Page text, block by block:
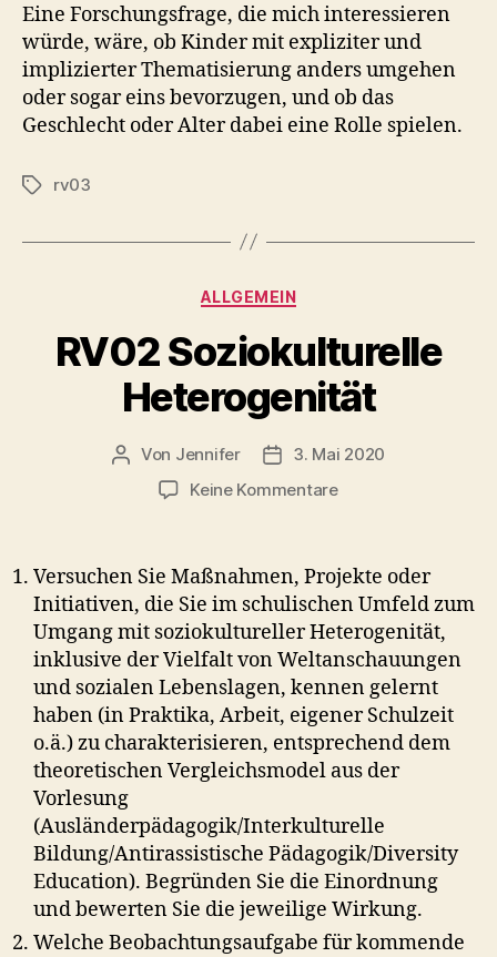
Eine Forschungsfrage, die mich interessieren
würde, wäre, ob Kinder mit expliziter und
implizierter Thematisierung anders umgehen
oder sogar eins bevorzugen, und ob das
Geschlecht oder Alter dabei eine Rolle spielen.
Schlagwörter
rv03
Kategorien
ALLGEMEIN
RV02 Soziokulturelle
Heterogenität
Beitragsautor
Von Jennifer Veröffentlichungsdatum
3. Mai 2020
Keine Kommentarezu
Versuchen Sie Maßnahmen, Projekte oder
Initiativen, die Sie im schulischen Umfeld zum
Umgang mit soziokultureller Heterogenität,
inklusive der Vielfalt von Weltanschauungen
und sozialen Lebenslagen, kennen gelernt
haben (in Praktika, Arbeit, eigener Schulzeit
o.ä.) zu charakterisieren, entsprechend dem
theoretischen Vergleichsmodel aus der
Vorlesung
(Ausländerpädagogik/Interkulturelle
Bildung/Antirassistische Pädagogik/Diversity
Education). Begründen Sie die Einordnung
und bewerten Sie die jeweilige Wirkung.
Welche Beobachtungsaufgabe für kommende